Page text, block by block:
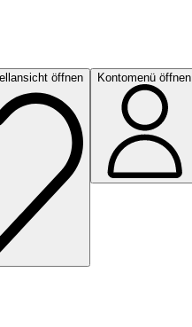
öffnen Kontomenü öffnen